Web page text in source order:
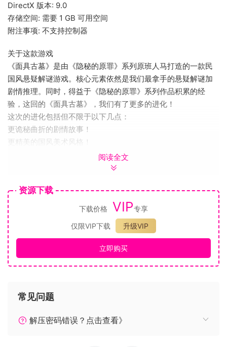
DirectX 版本: 9.0
存储空间: 需要 1 GB 可用空间
附注事项: 不支持控制器
关于这款游戏
《面具古墓》是由《隐秘的原罪》系列原班人马打造的一款民
国风悬疑解谜游戏。核心元素依然是我们最拿手的悬疑解谜加
剧情推理。同时，得益于《隐秘的原罪》系列作品积累的经
验，这回的《面具古墓》，我们有了更多的进化！
这次的进化包括但不限于以下几点：
更诡秘曲折的剧情故事！
更精美的国风美术风格！
更考究的人物、道具和场景设计！
更有沉浸感的第三人称视角！
更便于操作与细节表现的横屏构图！
再次感谢粉丝们一直以来的支持，你们的陪伴是我们成长的动
力！
报恩？牺牲？救苍生？
阅读全文
资源下载
下载价格 VIP专享
仅限VIP下载
升级VIP
立即购买
常见问题
解压密码错误？点击查看》